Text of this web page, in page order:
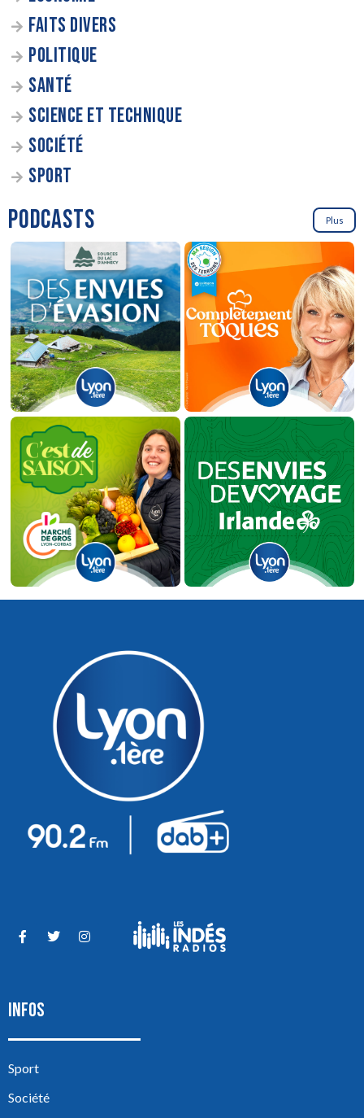
FAITS DIVERS
POLITIQUE
SANTÉ
SCIENCE ET TECHNIQUE
SOCIÉTÉ
SPORT
PODCASTS Plus
INFOS
Sport
Société